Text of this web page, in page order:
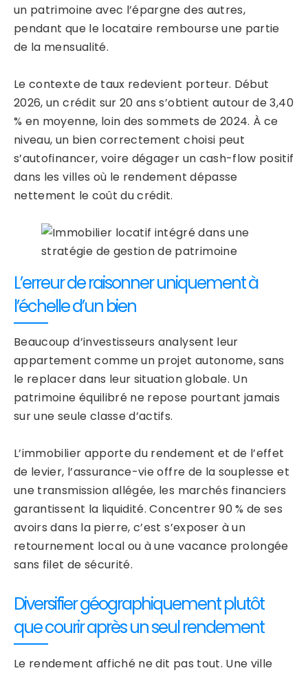
un patrimoine avec l’épargne des autres,
pendant que le locataire rembourse une partie
de la mensualité.
Le contexte de taux redevient porteur. Début
2026, un crédit sur 20 ans s’obtient autour de 3,40
% en moyenne, loin des sommets de 2024. À ce
niveau, un bien correctement choisi peut
s’autofinancer, voire dégager un cash-flow positif
dans les villes où le rendement dépasse
nettement le coût du crédit.
L’erreur de raisonner uniquement à
l’échelle d’un bien
Beaucoup d’investisseurs analysent leur
appartement comme un projet autonome, sans
le replacer dans leur situation globale. Un
patrimoine équilibré ne repose pourtant jamais
sur une seule classe d’actifs.
L’immobilier apporte du rendement et de l’effet
de levier, l’assurance-vie offre de la souplesse et
une transmission allégée, les marchés financiers
garantissent la liquidité. Concentrer 90 % de ses
avoirs dans la pierre, c’est s’exposer à un
retournement local ou à une vacance prolongée
sans filet de sécurité.
Diversifier géographiquement plutôt
que courir après un seul rendement
Le rendement affiché ne dit pas tout. Une ville